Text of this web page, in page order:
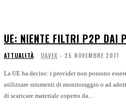
UE: NIENTE FILTRI P2P DAI
ATTUALITÀ DAVEX - 25 NOVEMBRE 2011
La UE ha deciso: i provider non possono
utilizzare strumenti di monitoraggio o ad
di scaricare materiale coperto da...